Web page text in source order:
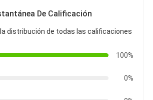
De Calificación
distribución de todas las calificaciones
100%
0%